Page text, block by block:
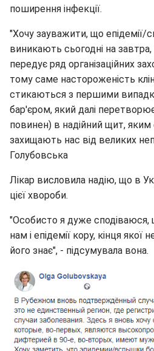
поширення інфекції.
"Хочу зауважити, що епідемії/
виникають сьогодні на
передує ряд організаційних
тому саме настороженість
стикаються з першими
бар'єром, який далі
повинен) в надійний щит, яким
захищають нас від великих
Голубовська
Лікар висловила надію, що в
цієї хвороби.
"Особисто я дуже сподіваюся,
нам і епідемії кору, кінця
його знає", - підсумувала вона.